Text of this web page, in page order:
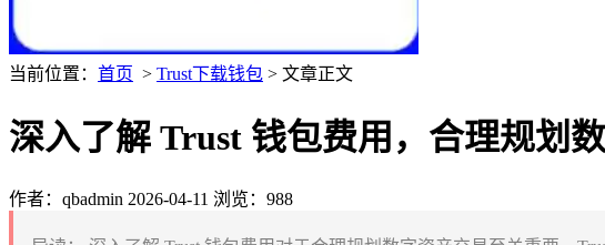
当前位置： 首页 > Trust下载钱包 > 文章正文
深入了解 Trust 钱包费用，合理规划
作者：qbadmin 2026-04-11 浏览：988